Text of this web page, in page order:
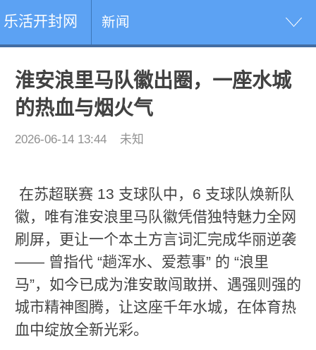
乐活开封网 新闻
淮安浪里马队徽出圈，一座水城
的热血与烟火气
2026-06-14 13:44 未知
在苏超联赛 13 支球队中，6 支球队焕新队
徽，唯有淮安浪里马队徽凭借独特魅力全网
刷屏，更让一个本土方言词汇完成华丽逆袭
—— 曾指代 “趟浑水、爱惹事” 的 “浪里
马”，如今已成为淮安敢闯敢拼、遇强则强的
城市精神图腾，让这座千年水城，在体育热
血中绽放全新光彩。